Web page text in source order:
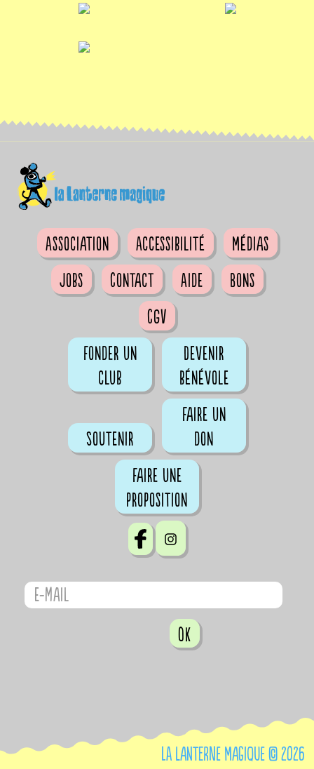
Association Accessibilité
Médias
Jobs
Contact Aide
Bons
CGV
Fonder un
club
Devenir
bénévole
Soutenir
Faire un
don
Faire une
proposition
OK